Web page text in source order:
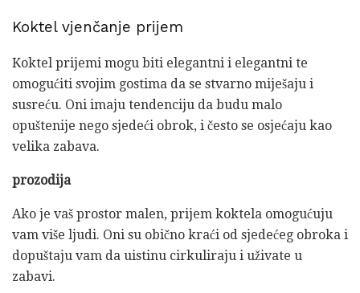
Koktel vjenčanje prijem
Koktel prijemi mogu biti elegantni i elegantni te
omogućiti svojim gostima da se stvarno miješaju i
susreću. Oni imaju tendenciju da budu malo
opuštenije nego sjedeći obrok, i često se osjećaju kao
velika zabava.
prozodija
Ako je vaš prostor malen, prijem koktela omogućuju
vam više ljudi. Oni su obično kraći od sjedećeg obroka i
dopuštaju vam da uistinu cirkuliraju i uživate u
zabavi.